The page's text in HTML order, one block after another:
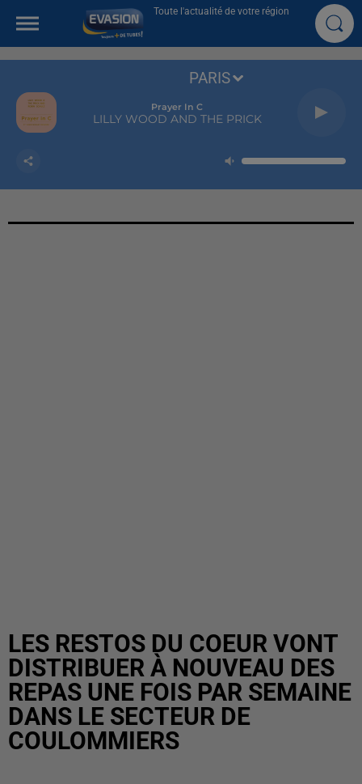
Toute l'actualité de votre région
Prayer In C
LILLY WOOD AND THE PRICK
PARIS
LES RESTOS DU COEUR VONT
DISTRIBUER À NOUVEAU DES
REPAS UNE FOIS PAR SEMAINE
DANS LE SECTEUR DE
COULOMMIERS